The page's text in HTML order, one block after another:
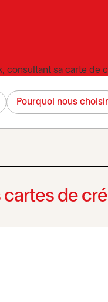
Pourquoi nous choisir
cartes de